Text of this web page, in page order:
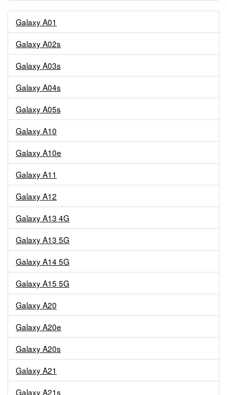
Galaxy A01
Galaxy A02s
Galaxy A03s
Galaxy A04s
Galaxy A05s
Galaxy A10
Galaxy A10e
Galaxy A11
Galaxy A12
Galaxy A13 4G
Galaxy A13 5G
Galaxy A14 5G
Galaxy A15 5G
Galaxy A20
Galaxy A20e
Galaxy A20s
Galaxy A21
Galaxy A21s